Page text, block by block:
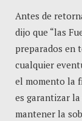
Antes de
dijo que “las
preparados en
cualquier
el momento la
es garantizar
mantener la